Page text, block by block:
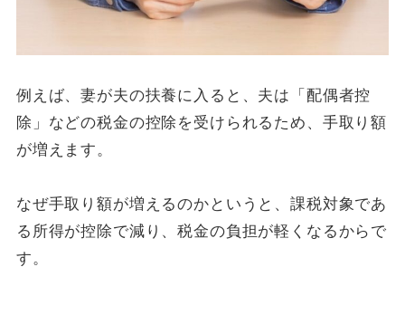
例えば、妻が夫の扶養に入ると、夫は「配偶者控
除」などの税金の控除を受けられるため、手取り額
が増えます。
なぜ手取り額が増えるのかというと、課税対象であ
る所得が控除で減り、税金の負担が軽くなるからで
す。